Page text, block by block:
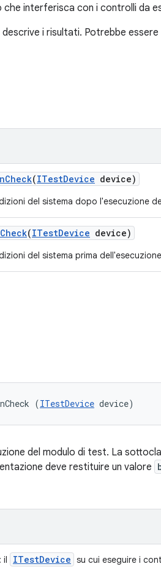
interferisca con i controlli da
descrive i risultati. Potrebbe
Check(ITestDevice device)
del sistema dopo l'esecuzione
Check(ITestDevice device)
del sistema prima
(ITestDevice device)
del modulo di test. La
deve restituire un valore
: il ITestDevice su cui eseguire i